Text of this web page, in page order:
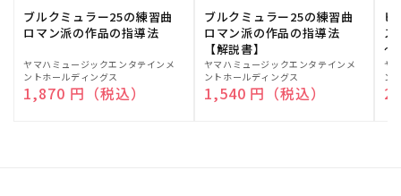
ブルクミュラー25の練習曲
ロマン派の作品の指導法
販
売
元:
ヤマハミュージックエンタテインメ
ントホールディングス
通常価格
1,870 円（税込）
ブルクミュラー25の練習曲
ロマン派の作品の指導法
【解説書】
販
売
元:
ヤマハミュージックエンタテインメ
ントホールディングス
通常価格
1,540 円（税込）
ピ
ス
～
販
売
元:
ヤ
ン